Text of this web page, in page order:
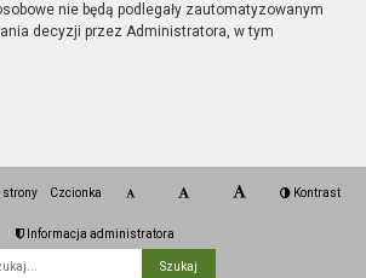
nie będą podlegały zautomatyzowanym
decyzji przez Administratora, w tym
Czcionka Kontrast
Informacja administratora